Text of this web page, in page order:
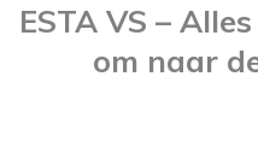
ESTA VS –
om naar